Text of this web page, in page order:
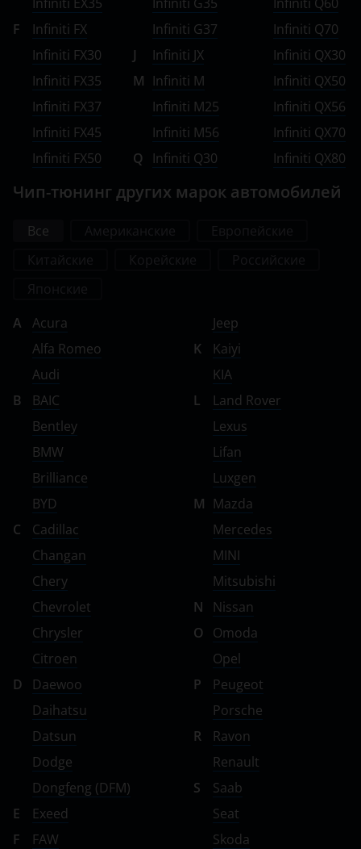
Ravon
Renault
Saab
Seat
Skoda
Smart
Tank
Toyota
Volkswagen
Volvo
Vortex
Zotye
ZX
ВАЗ (LADA)
ГАЗ
ЗАЗ
ТагАЗ
F
Infiniti FX
Infiniti FX30
Infiniti FX35
Infiniti FX37
Infiniti FX45
Infiniti FX50
Infiniti G37
J
Infiniti JX
M Infiniti M
Infiniti M25
Infiniti M56
Q
Infiniti Q30
Infiniti Q70
Infiniti QX30
Infiniti QX50
Infiniti QX56
Infiniti QX70
Infiniti QX80
Чип-тюнинг других марок автомобилей
Все
A
Acura
Alfa Romeo
Audi
B
BAIC
Bentley
BMW
Brilliance
BYD
C
Cadillac
Changan
Chery
Chevrolet
Chrysler
Citroen
D
Daewoo
Daihatsu
Datsun
Dodge
Dongfeng (DFM)
E
Exeed
F
FAW
Jeep
K
Kaiyi
KIA
L
Land Rover
Lexus
Lifan
Luxgen
M Mazda
Mercedes
MINI
Mitsubishi
N
Nissan
O
Omoda
Opel
P
Peugeot
Porsche
R
Ravon
Renault
S
Saab
Seat
Skoda